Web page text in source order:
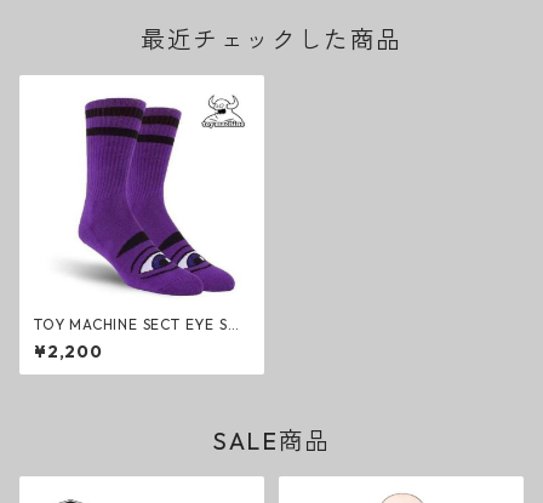
最近チェックした商品
TOY MACHINE SECT EYE SO
CKS PURPLE トイマシーン ソ
ックス パープル 靴下 セクトア
イ
¥2,200
SALE商品